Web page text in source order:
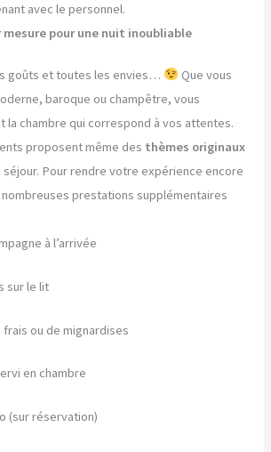
avec le personnel.
mesure pour une nuit inoubliable
goûts et toutes les envies…
Que vous
baroque ou champêtre, vous
chambre qui correspond à vos attentes.
proposent même des thèmes originaux
Pour rendre votre expérience encore
prestations supplémentaires
à l’arrivée
sur le lit
ou de mignardises
en chambre
(sur réservation)